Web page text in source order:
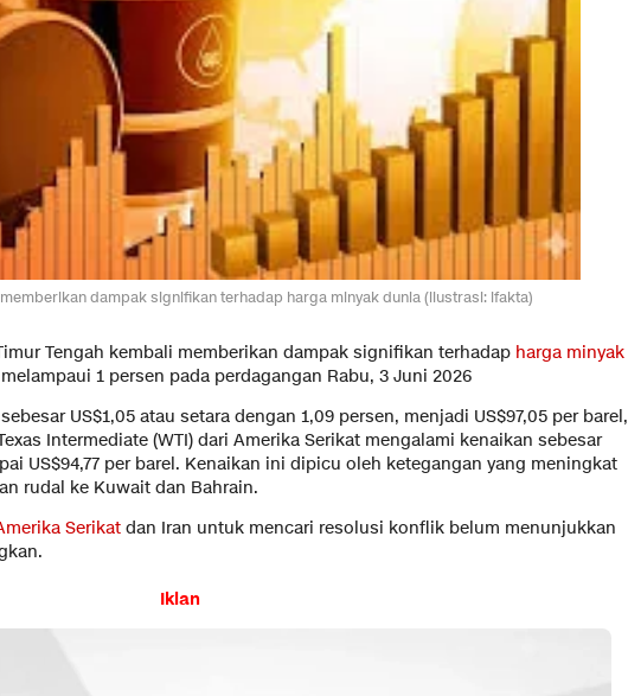
dampak signifikan terhadap harga minyak dunia (ilustrasi: ifakta)
Tengah kembali memberikan dampak signifikan terhadap harga minyak
1 persen pada perdagangan Rabu, 3 Juni 2026
US$1,05 atau setara dengan 1,09 persen, menjadi US$97,05 per barel,
Intermediate (WTI) dari Amerika Serikat mengalami kenaikan sebesar
US$94,77 per barel. Kenaikan ini dipicu oleh ketegangan yang meningkat
rudal ke Kuwait dan Bahrain.
Serikat dan Iran untuk mencari resolusi konflik belum menunjukkan
Iklan